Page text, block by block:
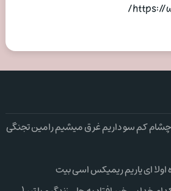
https://
چشام کم سو داریم غرق میشیم رامین تجنگی
اولا ای یاریم ریمیکس اسی بیت